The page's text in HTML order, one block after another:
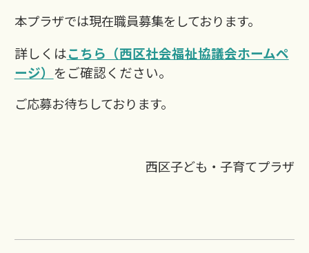
本プラザでは現在職員募集をしております。
詳しくはこちら（西区社会福祉協議会ホームペ
ージ） をご確認ください。
ご応募お待ちしております。
西区子ども・子育てプラザ